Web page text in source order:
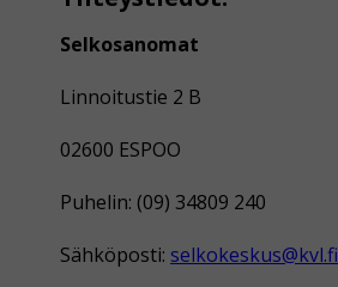
Selkosanomat
Linnoitustie 2 B
02600 ESPOO
Puhelin: (09) 34809 240
Sähköposti: selkokeskus@kvl.fi